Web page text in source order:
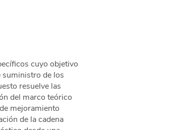
cuyo objetivo
suministro de los
resuelve las
del marco teórico
mejoramiento
de la cadena